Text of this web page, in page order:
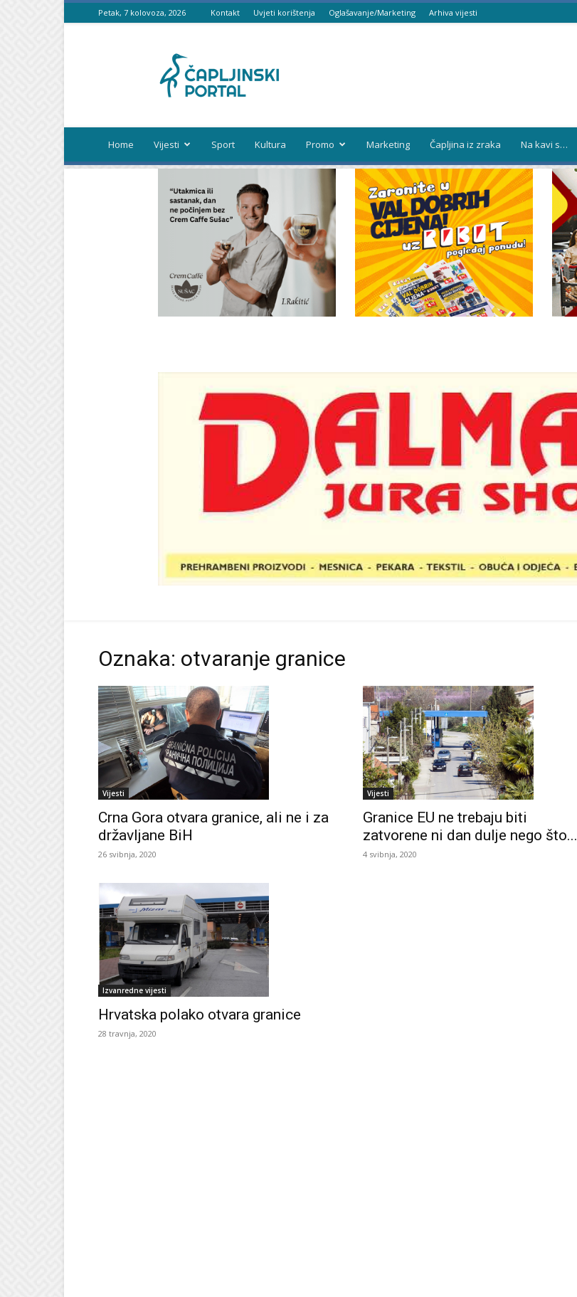
Petak, 7 kolovoza, 2026 Kontakt Uvjeti korištenja Oglašavanje/Marketing Arhiva vijesti
portal
Home Vijesti Sport Kultura Promo Marketing Čapljina iz zraka Na kavi s…
Oznaka: otvaranje granice
Vijesti
Crna Gora otvara granice, ali ne i za
državljane BiH
26 svibnja, 2020
Vijesti
Granice EU ne trebaju biti
zatvorene ni dan dulje nego što...
4 svibnja, 2020
Izvanredne vijesti
Hrvatska polako otvara granice
28 travnja, 2020